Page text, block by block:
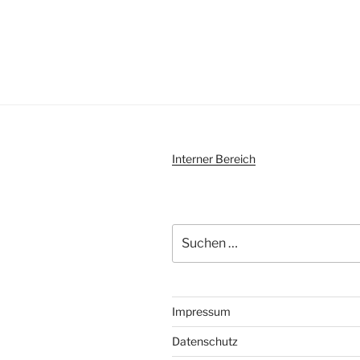
Interner Bereich
nach:
Impressum
Datenschutz